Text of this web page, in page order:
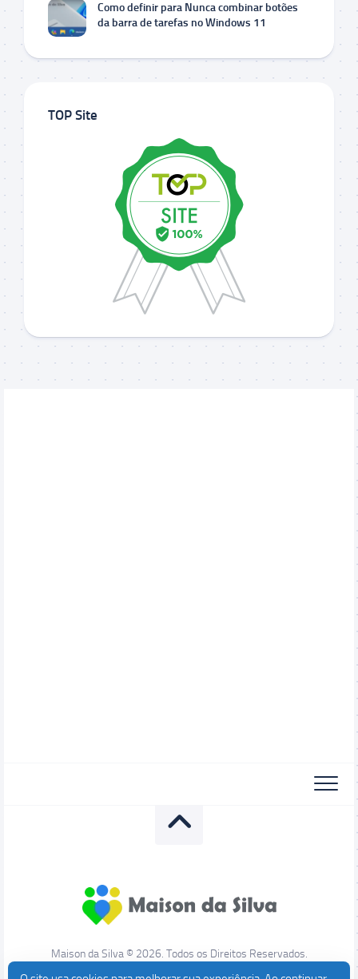
Como definir para Nunca combinar botões
da barra de tarefas no Windows 11
TOP Site
Maison da Silva © 2026. Todos os Direitos Reservados.